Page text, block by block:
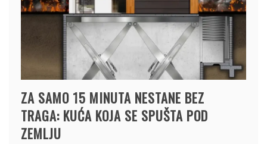
ZA SAMO 15 MINUTA NESTANE BEZ
TRAGA: KUĆA KOJA SE SPUŠTA POD
ZEMLJU